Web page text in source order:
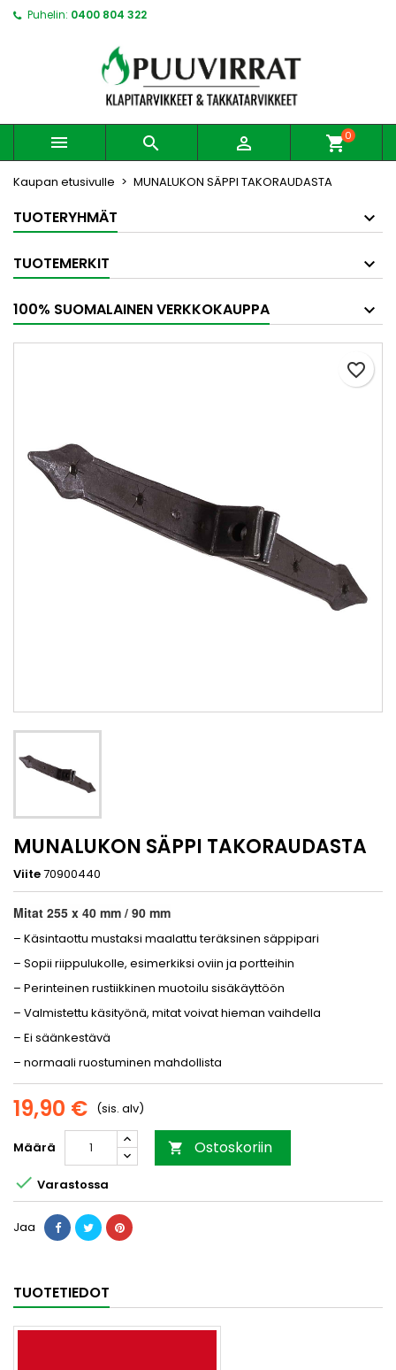
Puhelin: 0400 804 322
   shopping_cart0
Kaupan etusivulle MUNALUKON SÄPPI TAKORAUDASTA
TUOTERYHMÄT
TUOTEMERKIT
100% SUOMALAINEN VERKKOKAUPPA
favorite_border
MUNALUKON SÄPPI TAKORAUDASTA
Viite70900440
Mitat 255 x 40 mm / 90 mm
– Käsintaottu mustaksi maalattu teräksinen säppipari
– Sopii riippulukolle, esimerkiksi oviin ja portteihin
– Perinteinen rustiikkinen muotoilu sisäkäyttöön
– Valmistettu käsityönä, mitat voivat hieman vaihdella
– Ei säänkestävä
– normaali ruostuminen mahdollista
19,90 € (sis. alv)
Määrä  Ostoskoriin
 Varastossa
Jaa
TUOTETIEDOT